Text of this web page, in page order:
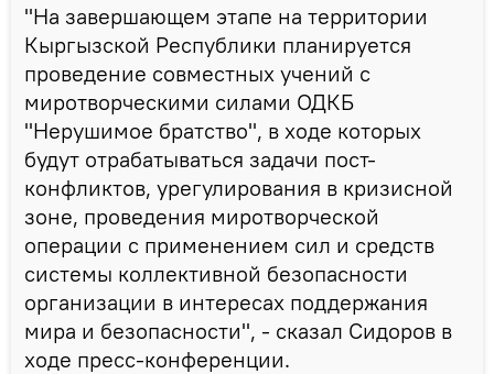
"На завершающем этапе на территории
Кыргызской Республики планируется
проведение совместных учений с
миротворческими силами ОДКБ
"Нерушимое братство", в ходе которых
будут отрабатываться задачи пост-
конфликтов, урегулирования в кризисной
зоне, проведения миротворческой
операции с применением сил и средств
системы коллективной безопасности
организации в интересах поддержания
мира и безопасности", - сказал Сидоров в
ходе пресс-конференции.